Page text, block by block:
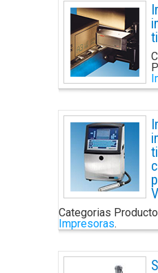
Categorias
Impresoras.